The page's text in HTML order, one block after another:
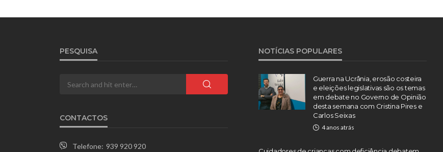
PESQUISA
CONTACTOS
Telefone: 939 920 920
NOTÍCIAS POPULARES
Guerra na Ucrânia, erosão costeira
e eleições legislativas são os temas
em debate no Governo de Opinião
desta semana com Cristina Pires e
Carlos Seixas
4 anos atrás